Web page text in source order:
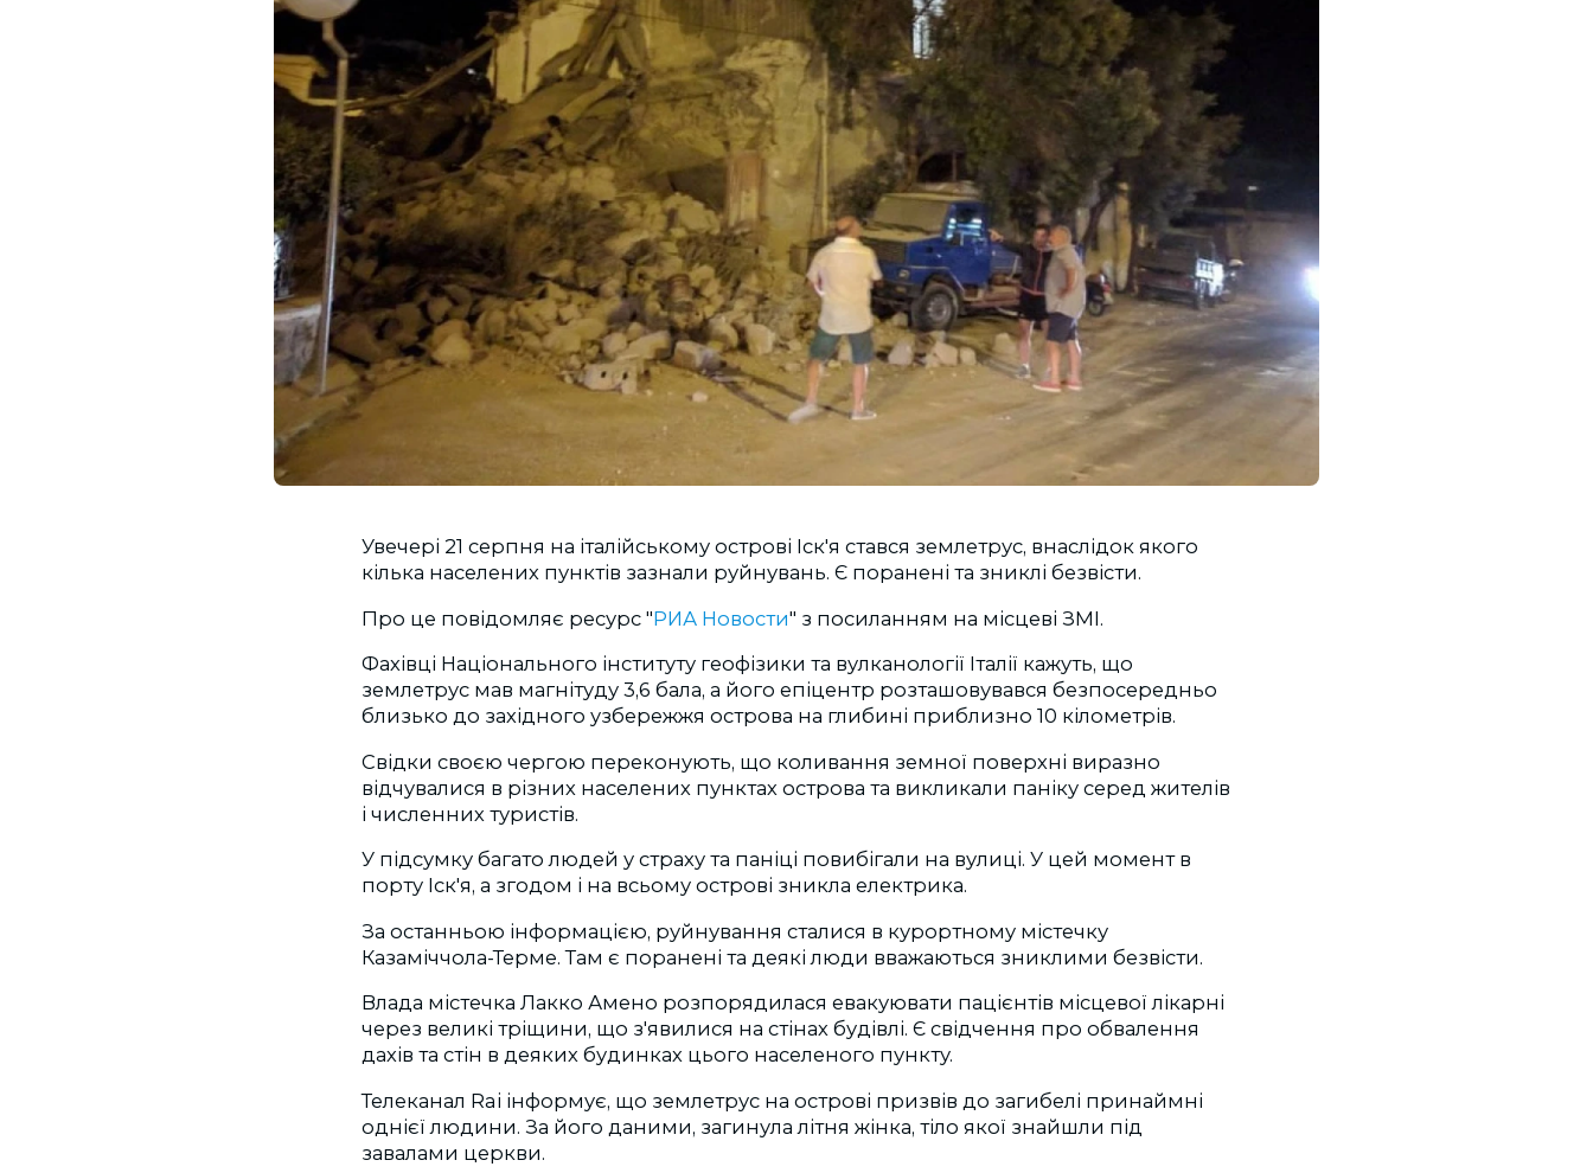
Увечері 21 серпня на італійському острові Іск'я стався землетрус, внаслідок якого
кілька населених пунктів зазнали руйнувань. Є поранені та зниклі безвісти.
Про це повідомляє ресурс "РИА Новости" з посиланням на місцеві ЗМІ.
Фахівці Національного інституту геофізики та вулканології Італії кажуть, що
землетрус мав магнітуду 3,6 бала, а його епіцентр розташовувався безпосередньо
близько до західного узбережжя острова на глибині приблизно 10 кілометрів.
Свідки cвоєю чергою переконують, що коливання земної поверхні виразно
відчувалися в різних населених пунктах острова та викликали паніку серед жителів
і численних туристів.
У підсумку багато людей у страху та паніці повибігали на вулиці. У цей момент в
порту Іск'я, а згодом і на всьому острові зникла електрика.
За останньою інформацією, руйнування сталися в курортному містечку
Казаміччола-Терме. Там є поранені та деякі люди вважаються зниклими безвісти.
Влада містечка Лакко Амено розпорядилася евакуювати пацієнтів місцевої лікарні
через великі тріщини, що з'явилися на стінах будівлі. Є свідчення про обвалення
дахів та стін в деяких будинках цього населеного пункту.
Телеканал Rai інформує, що землетрус на острові призвів до загибелі принаймні
однієї людини. За його даними, загинула літня жінка, тіло якої знайшли під
завалами церкви.